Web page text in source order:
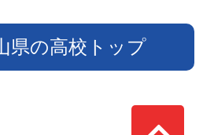
県の高校トップ